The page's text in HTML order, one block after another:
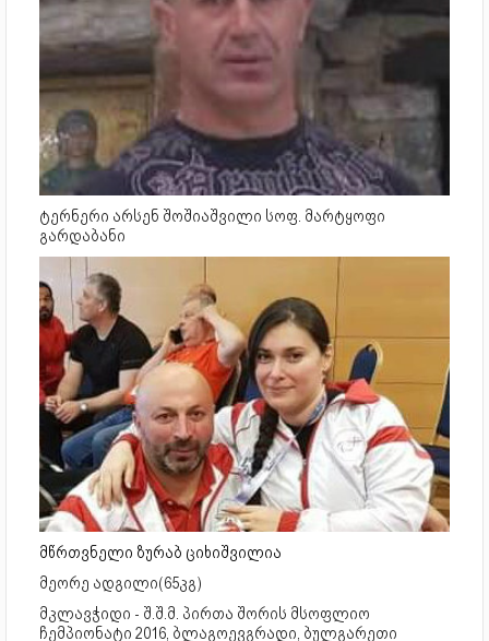
ტერნერი არსენ შოშიაშვილი სოფ. მარტყოფი
გარდაბანი
მწრთვნელი ზურაბ ციხიშვილია
მეორე ადგილი(65კგ)
მკლავჭიდი - შ.შ.მ. პირთა შორის მსოფლიო
ჩემპიონატი 2016, ბლაგოევგრადი, ბულგარეთი